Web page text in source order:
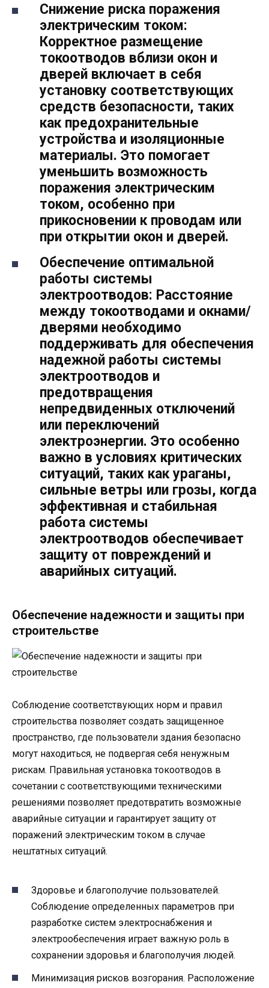
Снижение риска поражения
электрическим током:
Корректное размещение
токоотводов вблизи окон и
дверей включает в себя
установку соответствующих
средств безопасности, таких
как предохранительные
устройства и изоляционные
материалы. Это помогает
уменьшить возможность
поражения электрическим
током, особенно при
прикосновении к проводам или
при открытии окон и дверей.
Обеспечение оптимальной
работы системы
электроотводов: Расстояние
между токоотводами и окнами/
дверями необходимо
поддерживать для обеспечения
надежной работы системы
электроотводов и
предотвращения
непредвиденных отключений
или переключений
электроэнергии. Это особенно
важно в условиях критических
ситуаций, таких как ураганы,
сильные ветры или грозы, когда
эффективная и стабильная
работа системы
электроотводов обеспечивает
защиту от повреждений и
аварийных ситуаций.
Обеспечение надежности и защиты при
строительстве
Соблюдение соответствующих норм и правил
строительства позволяет создать защищенное
пространство, где пользователи здания безопасно
могут находиться, не подвергая себя ненужным
рискам. Правильная установка токоотводов в
сочетании с соответствующими техническими
решениями позволяет предотвратить возможные
аварийные ситуации и гарантирует защиту от
поражений электрическим током в случае
нештатных ситуаций.
Здоровье и благополучие пользователей.
Соблюдение определенных параметров при
разработке систем электроснабжения и
электрообеспечения играет важную роль в
сохранении здоровья и благополучия людей.
Минимизация рисков возгорания. Расположение